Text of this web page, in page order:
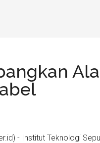
- Institut Teknologi